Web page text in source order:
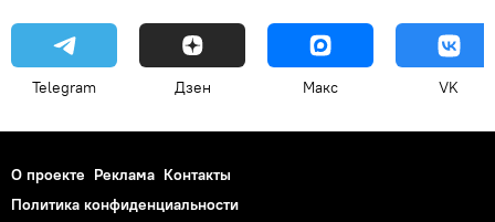
Telegram Дзен Макс VK
О проекте Реклама Контакты
Политика конфиденциальности